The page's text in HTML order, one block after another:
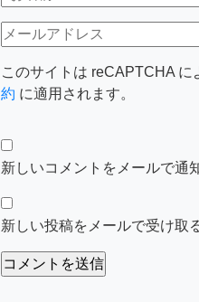
このサイトは reCAPTCHA
約 に適用されます。
新しいコメントをメールで通
新しい投稿をメールで受け取